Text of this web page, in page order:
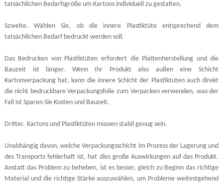
tatsächlichen Bedarfsgröße um Kartons individuell zu gestalten.
Szweite. Wählen Sie, ob die innere Plastiktüte entsprechend dem
tatsächlichen Bedarf bedruckt werden soll.
Das Bedrucken von Plastiktüten erfordert die Plattenherstellung und die
Bauzeit ist länger. Wenn Ihr Produkt also außen eine Schicht
Kartonverpackung hat, kann die innere Schicht der Plastiktüten auch direkt
die nicht bedruckbare Verpackungsfolie zum Verpacken verwenden, was der
Fall ist Sparen Sie Kosten und Bauzeit.
Dritter. Kartons und Plastiktüten müssen stabil genug sein.
Unabhängig davon, welche Verpackungsschicht im Prozess der Lagerung und
des Transports fehlerhaft ist, hat dies große Auswirkungen auf das Produkt.
Anstatt das Problem zu beheben, ist es besser, gleich zu Beginn das richtige
Material und die richtige Stärke auszuwählen, um Probleme weitestgehend